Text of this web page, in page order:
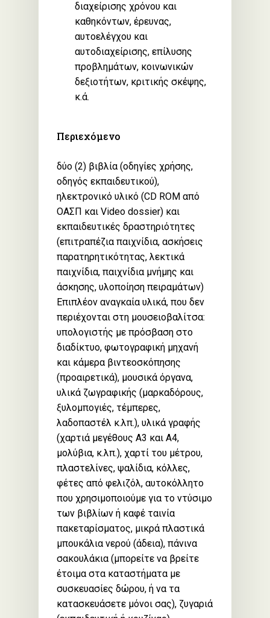
διαχείρισης χρόνου και
καθηκόντων, έρευνας,
αυτοελέγχου και
αυτοδιαχείρισης, επίλυσης
προβλημάτων, κοινωνικών
δεξιοτήτων, κριτικής σκέψης,
κ.ά.
Περιεχόμενο
δύο (2) βιβλία (οδηγίες χρήσης,
οδηγός εκπαιδευτικού),
ηλεκτρονικό υλικό (CD ROM από
ΟΑΣΠ και Video dossier) και
εκπαιδευτικές δραστηριότητες
(επιτραπέζια παιχνίδια, ασκήσεις
παρατηρητικότητας, λεκτικά
παιχνίδια, παιχνίδια μνήμης και
άσκησης, υλοποίηση πειραμάτων)
Επιπλέον αναγκαία υλικά, που δεν
περιέχονται στη μουσειοβαλίτσα:
υπολογιστής με πρόσβαση στο
διαδίκτυο, φωτογραφική μηχανή
και κάμερα βιντεοσκόπησης
(προαιρετικά), μουσικά όργανα,
υλικά ζωγραφικής (μαρκαδόρους,
ξυλομπογιές, τέμπερες,
λαδοπαστέλ κ.λπ.), υλικά γραφής
(χαρτιά μεγέθους Α3 και Α4,
μολύβια, κ.λπ.), χαρτί του μέτρου,
πλαστελίνες, ψαλίδια, κόλλες,
φέτες από φελιζόλ, αυτοκόλλητο
που χρησιμοποιούμε για το ντύσιμο
των βιβλίων ή καφέ ταινία
πακεταρίσματος, μικρά πλαστικά
μπουκάλια νερού (άδεια), πάνινα
σακουλάκια (μπορείτε να βρείτε
έτοιμα στα καταστήματα με
συσκευασίες δώρου, ή να τα
κατασκευάσετε μόνοι σας), ζυγαριά